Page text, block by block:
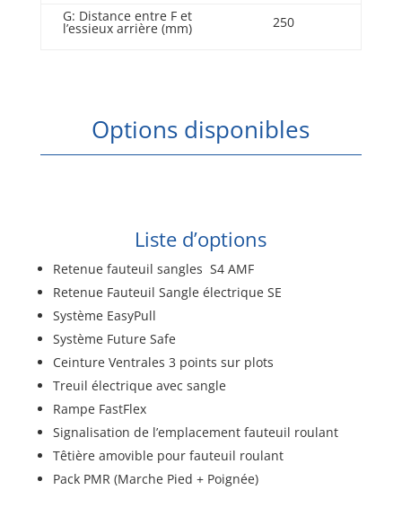
G: Distance entre F et
l’essieux arrière (mm) 250
Options disponibles
Liste d’options
Retenue fauteuil sangles S4 AMF
Retenue Fauteuil Sangle électrique SE
Système EasyPull
Système Future Safe
Ceinture Ventrales 3 points sur plots
Treuil électrique avec sangle
Rampe FastFlex
Signalisation de l’emplacement fauteuil roulant
Têtière amovible pour fauteuil roulant
Pack PMR (Marche Pied + Poignée)